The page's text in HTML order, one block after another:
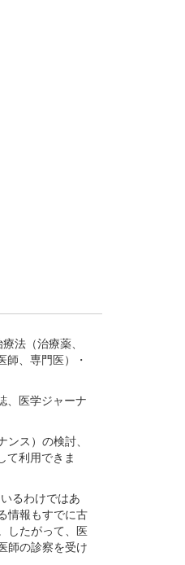
法（治療薬、
、専門医）・
、医学ジャーナ
ス）の検討、
て利用できま
るわけではあ
情報もすでに古
したがって、医
師の診察を受け